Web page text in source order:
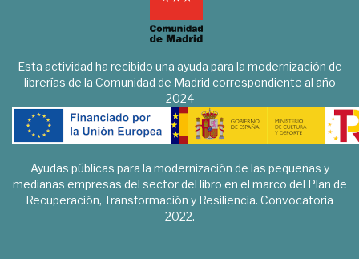
Esta actividad ha recibido una ayuda para la modernización de
librerías de la Comunidad de Madrid correspondiente al año
2024
Ayudas públicas para la modernización de las pequeñas y
medianas empresas del sector del libro en el marco del Plan de
Recuperación, Transformación y Resiliencia. Convocatoria
2022.